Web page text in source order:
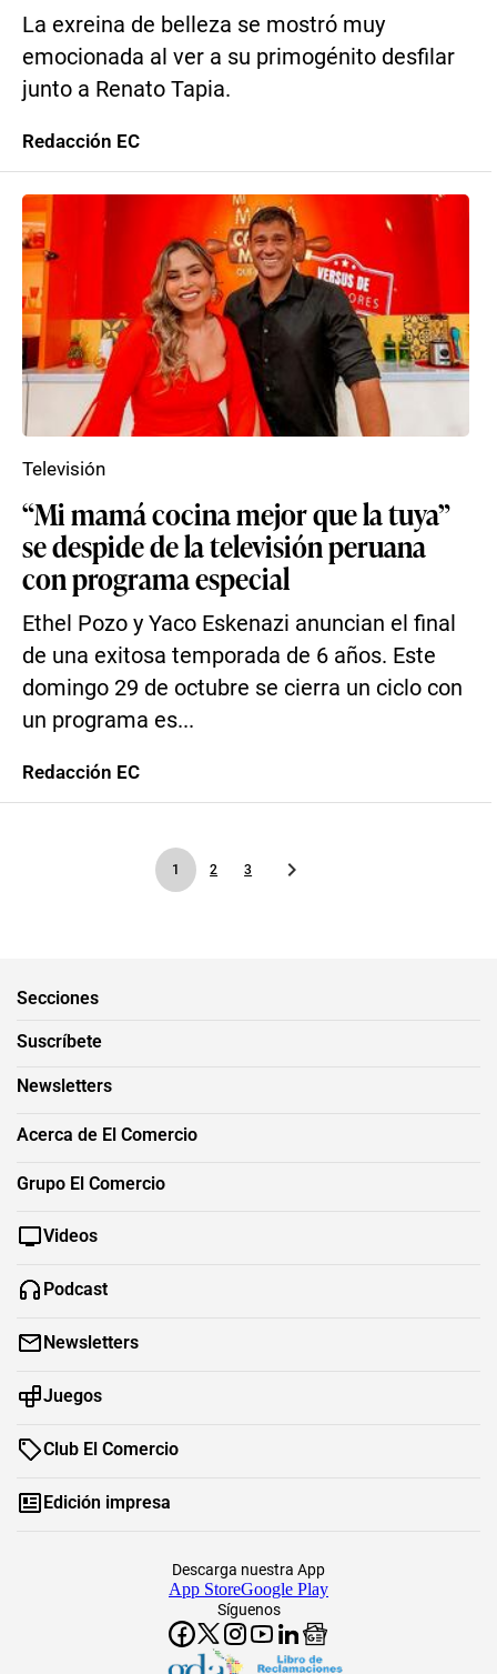
La exreina de belleza se mostró muy
emocionada al ver a su primogénito desfilar
junto a Renato Tapia.
Redacción EC
“Mi mamá cocina mejor que la tuya”
se despide de la televisión peruana
con programa especial
Ethel Pozo y Yaco Eskenazi anuncian el final
de una exitosa temporada de 6 años. Este
domingo 29 de octubre se cierra un ciclo con
un programa es...
Televisión
Redacción EC
1 2 3
Secciones
Suscríbete
Newsletters
Acerca de El Comercio
Grupo El Comercio
Videos
Podcast
Newsletters
Juegos
Club El Comercio
Edición impresa
Síguenos
Descarga nuestra App
App StoreGoogle Play